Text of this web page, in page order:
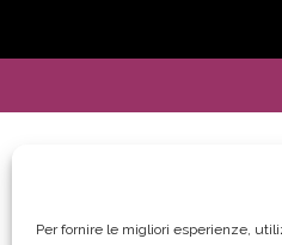
Per fornire le migliori esperienze,